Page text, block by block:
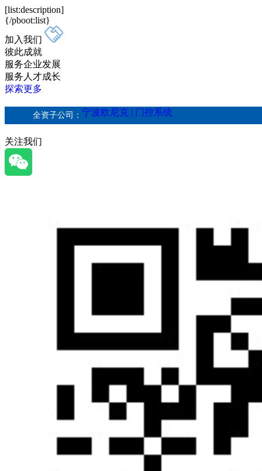
[list:description]
{/pboot:list}
加入我们
彼此成就
服务企业发展
服务人才成长
探索更多
全资子公司： 宁波欧尼克 | 门控系统
关注我们